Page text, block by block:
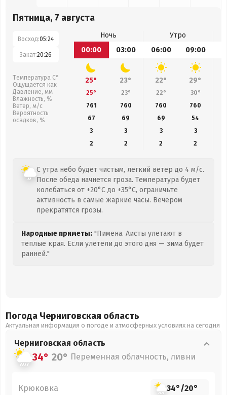
Пятница, 7 августа
Восход:05:24
Закат:20:26
Температура С°
Ощущается как
Давление, мм
Влажность, %
Ветер, м/с
Вероятность
осадков, %
Ночь
Утро
00:00
03:00 06:00 09:00
25° 23° 22° 29°
25° 23° 22° 30°
761
760 760 760
67
69 69 54
3
3 3
3
2
2 2 2
С утра небо будет чистым, легкий ветер до 4 м/с.
После обеда начнется гроза. Температура будет
колебаться от +20°C до +35°C, ограничьте
активность в самые жаркие часы. Вечером
прекратятся грозы.
Народные приметы: "Пимена. Аисты улетают в
теплые края. Если улетели до этого дня — зима будет
ранней."
Погода Черниговская область
Актуальная информация о погоде и атмосферных условиях на сегодня
Черниговская область
34° 20° Переменная облачность, ливни
Крюковка 34°/20°